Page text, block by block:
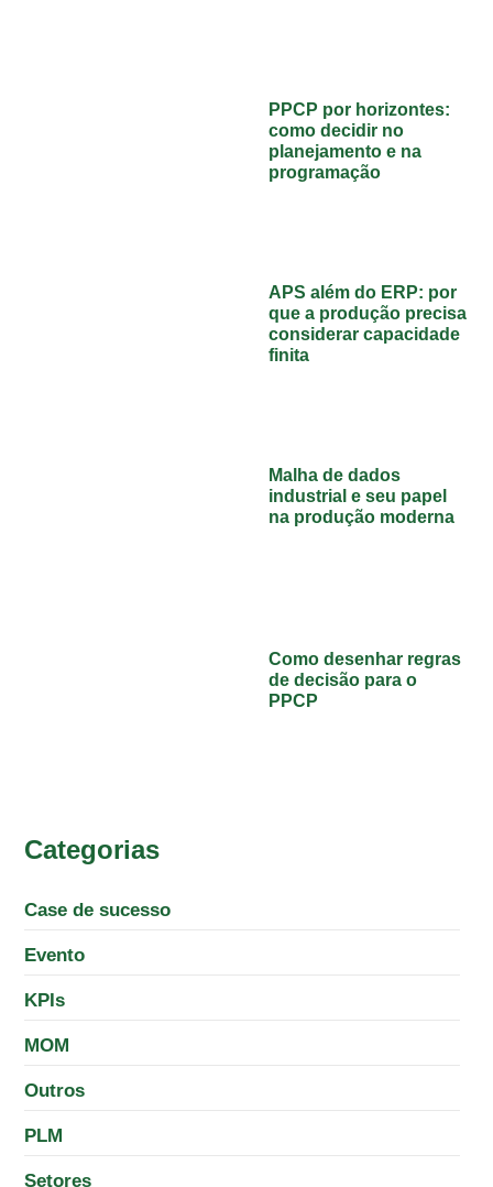
PPCP por horizontes:
como decidir no
planejamento e na
programação
APS além do ERP: por
que a produção precisa
considerar capacidade
finita
Malha de dados
industrial e seu papel
na produção moderna
Como desenhar regras
de decisão para o
PPCP
Categorias
Case de sucesso
Evento
KPIs
MOM
Outros
PLM
Setores